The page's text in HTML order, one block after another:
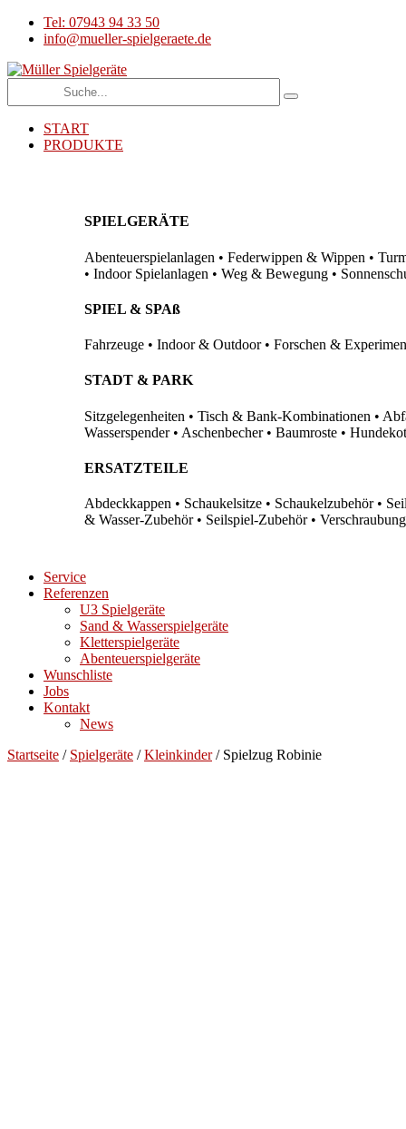
Tel: 07943 94 33 50
info@mueller-spielgeraete.de
START
PRODUKTE
SPIELGERÄTE
Abenteuerspielanlagen • Federwippen & Wippen •
• Indoor Spielanlagen • Weg & Bewegung •
SPIEL & SPAß
Fahrzeuge • Indoor & Outdoor • Forschen &
STADT & PARK
Sitzgelegenheiten • Tisch & Bank-Kombinationen •
Wasserspender • Aschenbecher • Baumroste •
ERSATZTEILE
Abdeckkappen • Schaukelsitze • Schaukelzubehör •
& Wasser-Zubehör • Seilspiel-Zubehör •
Service
Referenzen
U3 Spielgeräte
Sand & Wasserspielgeräte
Kletterspielgeräte
Abenteuerspielgeräte
Wunschliste
Jobs
Kontakt
News
Startseite / Spielgeräte /Kleinkinder/ Spielzug Robinie